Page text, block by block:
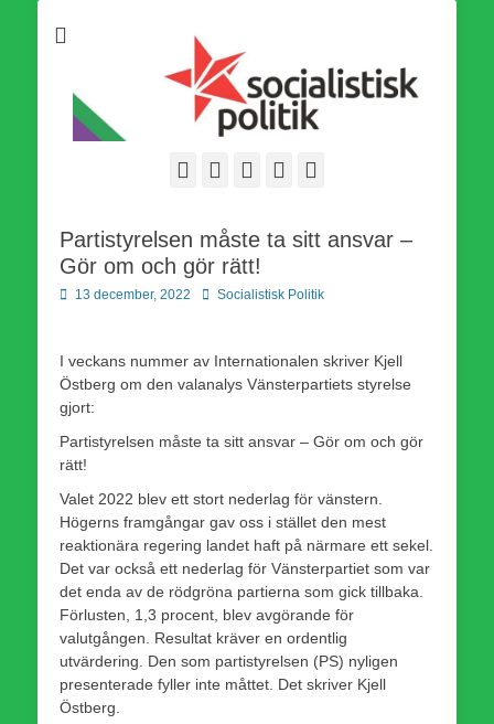
världsomfattande socialistiska Fjärde Internationalen och en viktig
tillgång i kampen för en socialistisk framtid!
FacebookWebbflöde
Instagram
Partistyrelsen måste ta sitt ansvar –
Gör om och gör rätt!
Publicerad
13 december, 2022 Författare
Socialistisk Politik
I veckans nummer av Internationalen skriver Kjell
Östberg om den valanalys Vänsterpartiets styrelse
gjort:
Partistyrelsen måste ta sitt ansvar – Gör om och gör
rätt!
Valet 2022 blev ett stort nederlag för vänstern.
Högerns framgångar gav oss i stället den mest
reaktionära regering landet haft på närmare ett sekel.
Det var också ett nederlag för Vänsterpartiet som var
det enda av de rödgröna partierna som gick tillbaka.
Förlusten, 1,3 procent, blev avgörande för
valutgången. Resultat kräver en ordentlig
utvärdering. Den som partistyrelsen (PS) nyligen
presenterade fyller inte måttet. Det skriver Kjell
Östberg.